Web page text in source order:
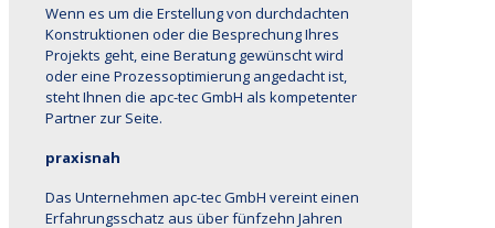
Wenn es um die Erstellung von durchdachten
Konstruktionen oder die Besprechung Ihres
Projekts geht, eine Beratung gewünscht wird
oder eine Prozessoptimierung angedacht ist,
steht Ihnen die apc-tec GmbH als kompetenter
Partner zur Seite.
praxisnah
Das Unternehmen apc-tec GmbH vereint einen
Erfahrungsschatz aus über fünfzehn Jahren